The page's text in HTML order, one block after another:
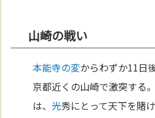
山崎の戦い
本能寺の変からわずか11日後
京都近くの山崎で激突する
は、 光秀にとって天下を賭